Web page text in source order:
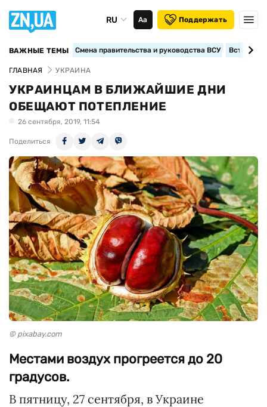
RU Аа Поддержать
ВАЖНЫЕ ТЕМЫ Смена правительства и руководства ВСУ
ГЛАВНАЯ УКРАИНА
УКРАИНЦАМ В БЛИЖАЙШИЕ ДНИ
ОБЕЩАЮТ ПОТЕПЛЕНИЕ
26 сентября, 2019, 11:54
Поделиться
© pixabay.com
Местами воздух прогреется до 20
градусов.
В пятницу, 27 сентября, в Украине